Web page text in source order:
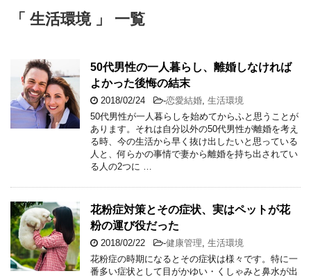
「 生活環境 」 一覧
50代男性の一人暮らし、離婚しなければ
よかった後悔の結末
2018/02/24 -恋愛結婚, 生活環境
50代男性が一人暮らしを始めてからふと思うことが
あります。それは自分以外の50代男性が離婚を考え
る時、今の生活から早く抜け出したいと思っている
人と、何らかの事情で妻から離婚を持ち出されてい
る人の2つに …
花粉症対策とその症状、実はペットが花
粉の運び役だった
2018/02/22 -健康管理, 生活環境
花粉症の時期になるとその症状は様々です。特に一
番多い症状として目がかゆい・くしゃみと鼻水が出